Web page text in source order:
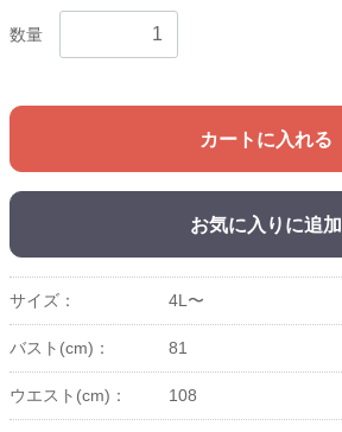
数量
カートに入れる
お気に入りに追加
サイズ： 4L〜
バスト(cm)： 81
ウエスト(cm)： 108